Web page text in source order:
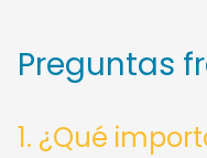
Preguntas
1. ¿Qué